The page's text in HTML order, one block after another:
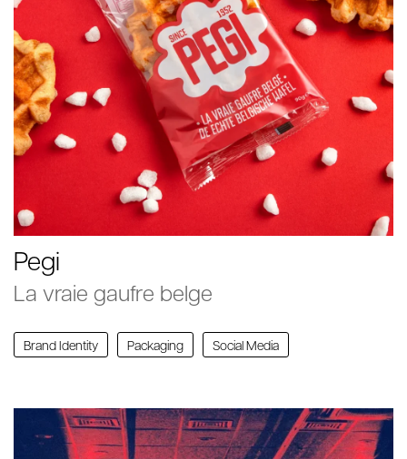
Pegi
Brand Identity Packaging Social Media
La vraie gaufre belge